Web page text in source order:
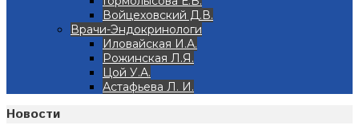
Войцеховский Д.В.
Врачи-Эндокринологи
Иловайская И.А.
Рожинская Л.Я.
Цой У.А.
Астафьева Л. И.
Новости